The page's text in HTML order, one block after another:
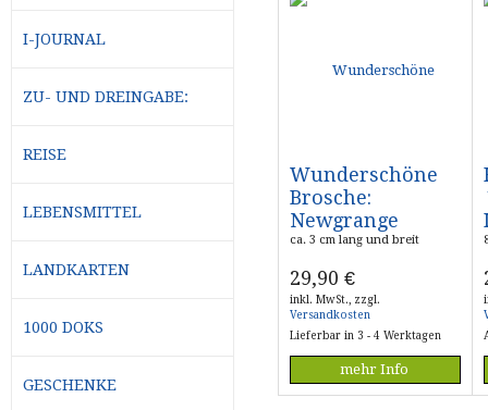
Wunderschöne
Brosche:
Newgrange
ca. 3 cm lang und breit
29,90 €
inkl. MwSt., zzgl.
Versandkosten
Lieferbar in 3 - 4 Werktagen
mehr Info
I-JOURNAL
ZU- UND DREINGABE:
REISE
LEBENSMITTEL
LANDKARTEN
1000 DOKS
GESCHENKE